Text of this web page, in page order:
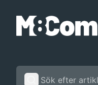
Svenska